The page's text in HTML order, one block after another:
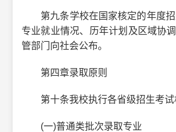
第九条学校在国家核定的年度招
专业就业情况、历年计划及区域协
管部门向社会公布。
第四章录取原则
第十条我校执行各省级招生考试
(一)普通类批次录取专业